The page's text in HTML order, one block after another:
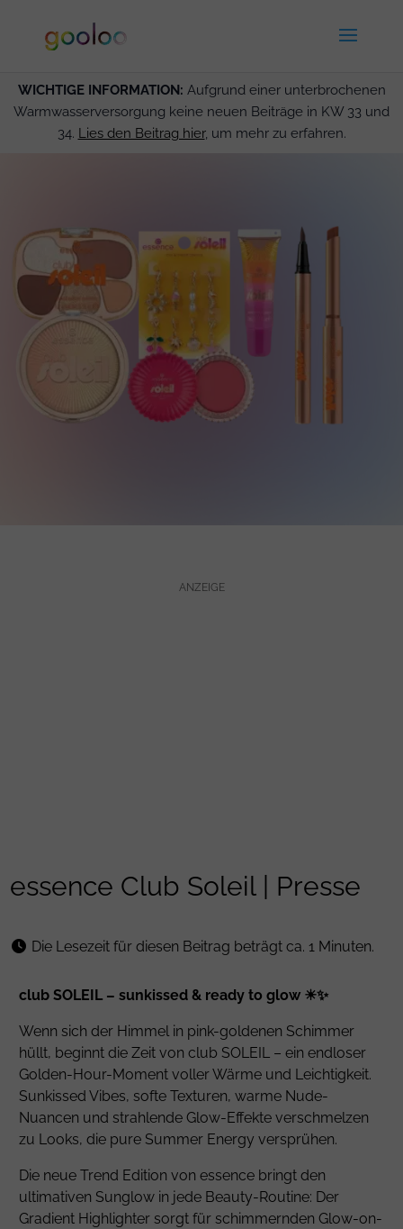
WICHTIGE INFORMATION: Aufgrund einer unterbrochenen
Warmwasserversorgung keine neuen Beiträge in KW 33 und
34. Lies den Beitrag hier, um mehr zu erfahren.
essence Club Soleil | Presse
Die Lesezeit für diesen Beitrag beträgt ca. 1 Minuten.
club SOLEIL – sunkissed & ready to glow ☀✨
Wenn sich der Himmel in pink-goldenen Schimmer
hüllt, beginnt die Zeit von club SOLEIL – ein endloser
Golden-Hour-Moment voller Wärme und Leichtigkeit.
Sunkissed Vibes, softe Texturen, warme Nude-
Nuancen und strahlende Glow-Effekte verschmelzen
zu Looks, die pure Summer Energy versprühen.
Die neue Trend Edition von essence bringt den
ultimativen Sunglow in jede Beauty-Routine: Der
Gradient Highlighter sorgt für schimmernden Glow-on-